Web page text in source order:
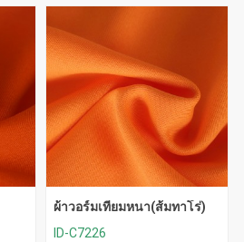
ผ้าวอร์มเทียมหนา(ส้มทาโร่)
ID-C7226